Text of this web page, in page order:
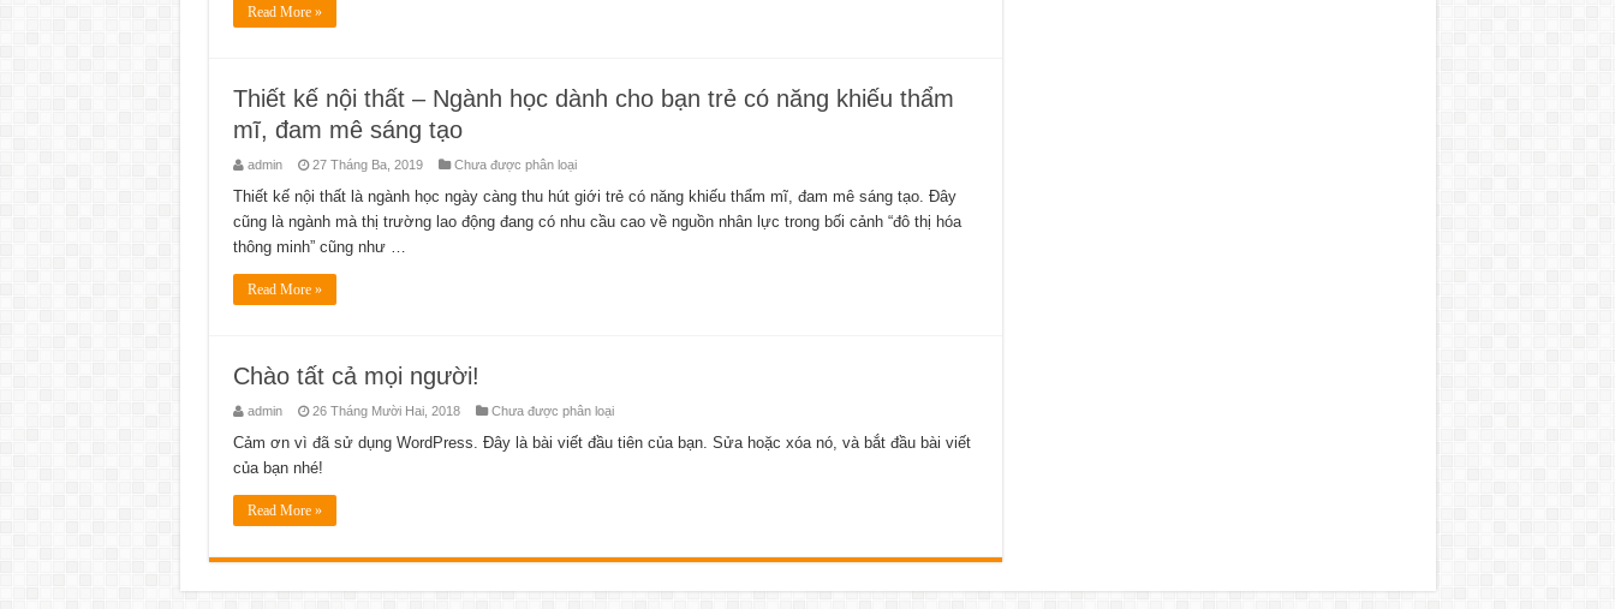
Read More »
Thiết kế nội thất – Ngành học dành cho bạn trẻ có năng khiếu thẩm
mĩ, đam mê sáng tạo
admin 27 Tháng Ba, 2019 Chưa được phân loại
Thiết kế nội thất là ngành học ngày càng thu hút giới trẻ có năng khiếu thẩm mĩ, đam mê sáng tạo. Đây
cũng là ngành mà thị trường lao động đang có nhu cầu cao về nguồn nhân lực trong bối cảnh “đô thị hóa
thông minh” cũng như …
Read More »
Chào tất cả mọi người!
admin 26 Tháng Mười Hai, 2018 Chưa được phân loại
Cảm ơn vì đã sử dụng WordPress. Đây là bài viết đầu tiên của bạn. Sửa hoặc xóa nó, và bắt đầu bài viết
của bạn nhé!
Read More »